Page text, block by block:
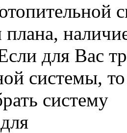
плана,
для Вас
системы,